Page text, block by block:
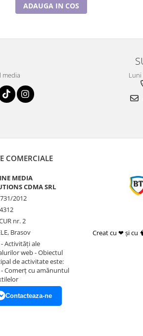
ADAUGA IN COS
media Luni
COMERCIALE
MEDIA
CDMA SRL
2012
nr. 2
Brasov
- Activităţi ale
web - Obiectul
de activitate este:
- Comerţ cu amănuntul
Contacteaza-ne
Creat cu ❤ și cu